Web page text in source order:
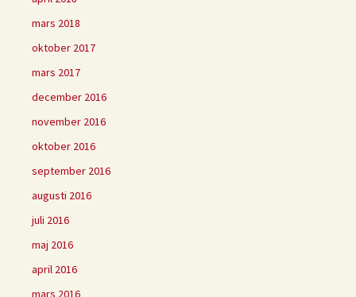
mars 2018
oktober 2017
mars 2017
december 2016
november 2016
oktober 2016
september 2016
augusti 2016
juli 2016
maj 2016
april 2016
mars 2016